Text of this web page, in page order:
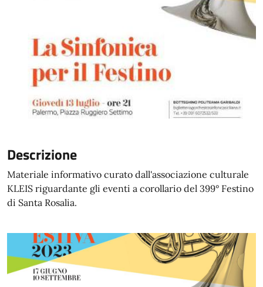
Descrizione
Materiale informativo curato dall'associazione culturale
KLEIS riguardante gli eventi a corollario del 399° Festino
di Santa Rosalia.